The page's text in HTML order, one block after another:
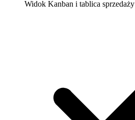
Widok Kanban i tablica sprzedaży